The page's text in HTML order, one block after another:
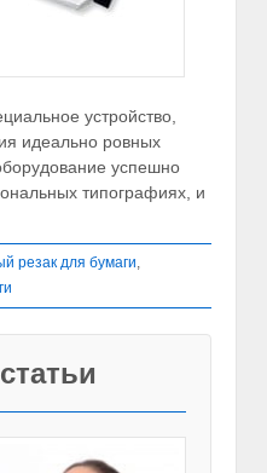
устройство,
идеально ровных
успешно
типографиях, и
резак для бумаги,